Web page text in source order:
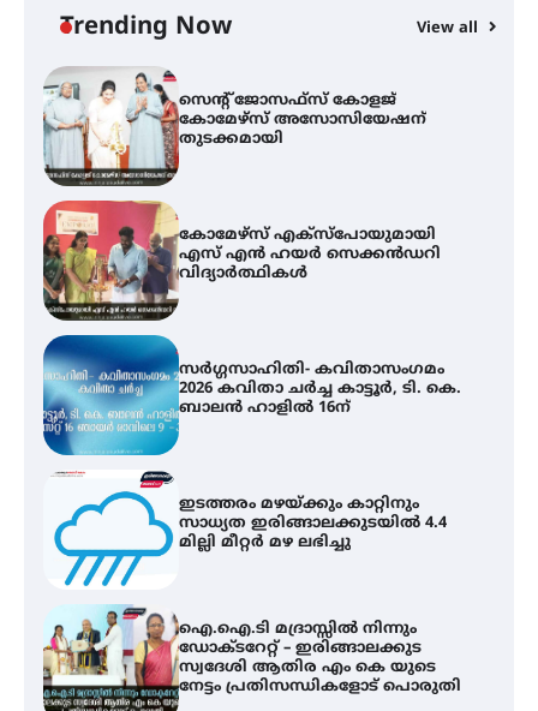
Trending Now View all
വെള്ളിയാഴ്ച സ്‌ക്രീൻ ചെയ്യുന്നു
സെന്റ് ജോസഫ്സ് കോളജ്
കോമേഴ്‌സ് അസോസിയേഷന്
തുടക്കമായി
കോമേഴ്സ് എക്സ്പോയുമായി
എസ് എൻ ഹയർ സെക്കൻഡറി
വിദ്യാർത്ഥികൾ
സർഗ്ഗസാഹിതി- കവിതാസംഗമം
2026 കവിതാ ചർച്ച കാട്ടൂർ, ടി. കെ.
ബാലൻ ഹാളിൽ 16ന്
ഇടത്തരം മഴയ്ക്കും കാറ്റിനും
സാധ്യത ഇരിങ്ങാലക്കുടയിൽ 4.4
മില്ലി മീറ്റർ മഴ ലഭിച്ചു
ഐ.ഐ.ടി മദ്രാസ്സിൽ നിന്നും
ഡോക്ടറേറ്റ് – ഇരിങ്ങാലക്കുട
സ്വദേശി ആതിര എം കെ യുടെ
നേട്ടം പ്രതിസന്ധികളോട് പൊരുതി